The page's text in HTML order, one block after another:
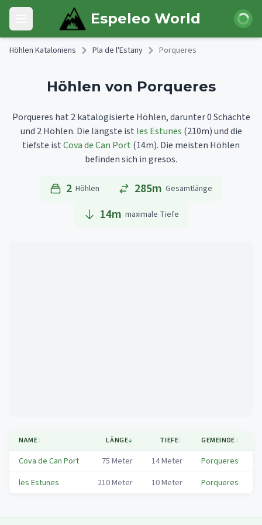
Skip to main content
Open main menu Espeleo World
Höhlen Kataloniens Pla de l'Estany Porqueres
Höhlen von Porqueres
Porqueres hat 2 katalogisierte Höhlen, darunter 0 Schächte
und 2 Höhlen. Die längste ist les Estunes (210m)und die
tiefste istCova de Can Port (14m). Die meisten Höhlen
befinden sich in gresos.
2 Höhlen 285m Gesamtlänge
14m maximale Tiefe
NAME↕ LÄNGE↓ TIEFE↕ GEMEINDE↕
Cova de Can Port 75 Meter 14Meter Porqueres
les Estunes
210Meter 10Meter Porqueres